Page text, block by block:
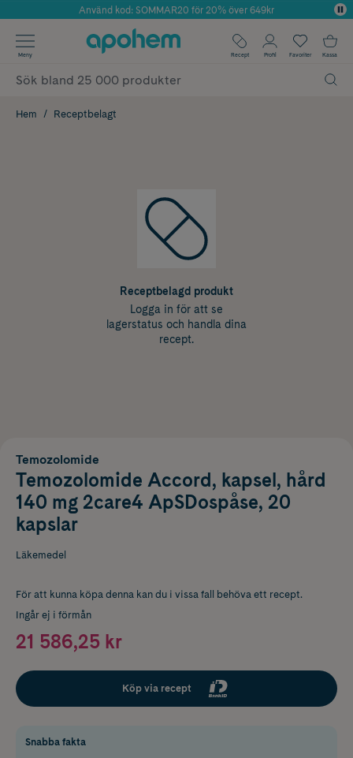
Årets Butik 2025 inom Skönhet
Använd kod: SOMMAR20 för 20% över 649kr
✓ Fri frakt
✓ Poäng på alla köp*
Meny Recept Profil Favoriter Kassa
Hem Receptbelagt
Receptbelagd produkt
Logga in för att se
lagerstatus och handla dina
recept.
Temozolomide
Temozolomide Accord, kapsel, hård
140 mg 2care4 ApSDospåse, 20
kapslar
Läkemedel
För att kunna köpa denna kan du i vissa fall behöva ett recept.
Ingår ej i förmån
21 586,25 kr
Köp via recept
Snabba fakta